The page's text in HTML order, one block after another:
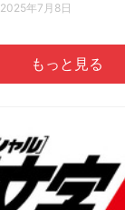
2025年7月8日
もっと見る